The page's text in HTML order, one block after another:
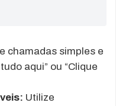
chamadas simples e
aqui” ou “Clique
Utilize